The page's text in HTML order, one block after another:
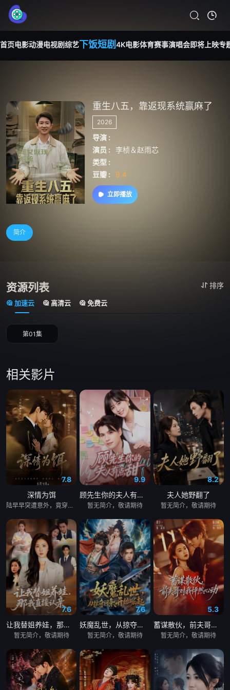
首页电影动漫电视剧综艺下饭短剧 4K电影体育赛事演唱会即将上映专
重生八五，靠返现系统赢麻了
2026
导演 :
演员 :
李桢＆赵雨芯
类型 :
豆瓣 :
9.4
立即播放
简介
资源列表 排序
加速云 高清云 免费云
第01集
相关影片
7.8
深情为饵
陆早早突遭意外，竟穿越成民国少夫人苏沐晚，醒来，却是丈夫枪口相对、父母冤案、连环下毒……她于绝境中步步破局，与“醋精”少爷凌慎行从生死对立到情根深重，可就在浓情蜜意时，她骤然梦醒归现代，转角竟撞见那个熟悉的“他”！
9.9
顾先生你的夫人有点甜
暂无简介，敬请期待
8.2
夫人她野翻了
暂无简介，敬请期待
7.6
让我替姐养娃，那我直接认亲
暂无简介，敬请期待
7.6
妖魔乱世，从掠夺词条开始崛起
暂无简介，敬请期待
5.3
蓄谋散伙，前夫哥对我怦然心动
暂无简介，敬请期待